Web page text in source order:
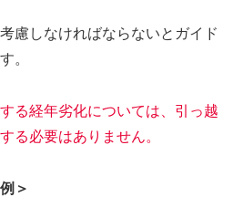
慮しなければならないとガイド
。
る経年劣化については、引っ越
る必要はありません。
＞